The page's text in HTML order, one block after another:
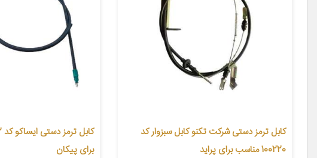
کابل ترمز دستی شرکت تکنو کابل سبزوار کد
100220 مناسب برای پراید
برای پیکان